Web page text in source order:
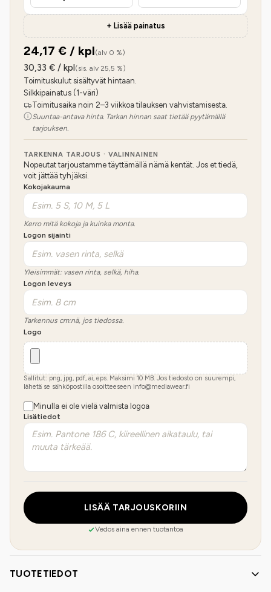
+ Lisää painatus
24,17 € / kpl(alv 0 %)
30,33 € / kpl(sis. alv 25,5 %)
Toimituskulut sisältyvät hintaan.
Silkkipainatus (1-väri)
Toimitusaika noin 2–3 viikkoa tilauksen vahvistamisesta.
Suuntaa-antava hinta. Tarkan hinnan saat tietää pyytämällä
tarjouksen.
TARKENNA TARJOUS · VALINNAINEN
Nopeutat tarjoustamme täyttämällä nämä kentät. Jos et tiedä,
voit jättää tyhjäksi.
Kokojakauma
Kerro mitä kokoja ja kuinka monta.
Logon sijainti
Yleisimmät: vasen rinta, selkä, hiha.
Logon leveys
Tarkennus cm:nä, jos tiedossa.
Logo
Sallitut: png, jpg, pdf, ai, eps. Maksimi 10 MB. Jos tiedosto on suurempi,
lähetä se sähköpostilla osoitteeseen info@mediawear.fi
Minulla ei ole vielä valmista logoa
Lisätiedot
LISÄÄ TARJOUSKORIIN
Vedos aina ennen tuotantoa
TUOTETIEDOT